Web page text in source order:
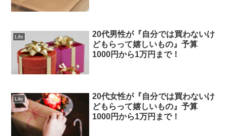
Life
20代男性が『自分では買わないけ
どもらって嬉しいもの』予算
1000円から1万円まで！
Life
20代女性が『自分では買わないけ
どもらって嬉しいもの』予算
1000円から1万円まで！